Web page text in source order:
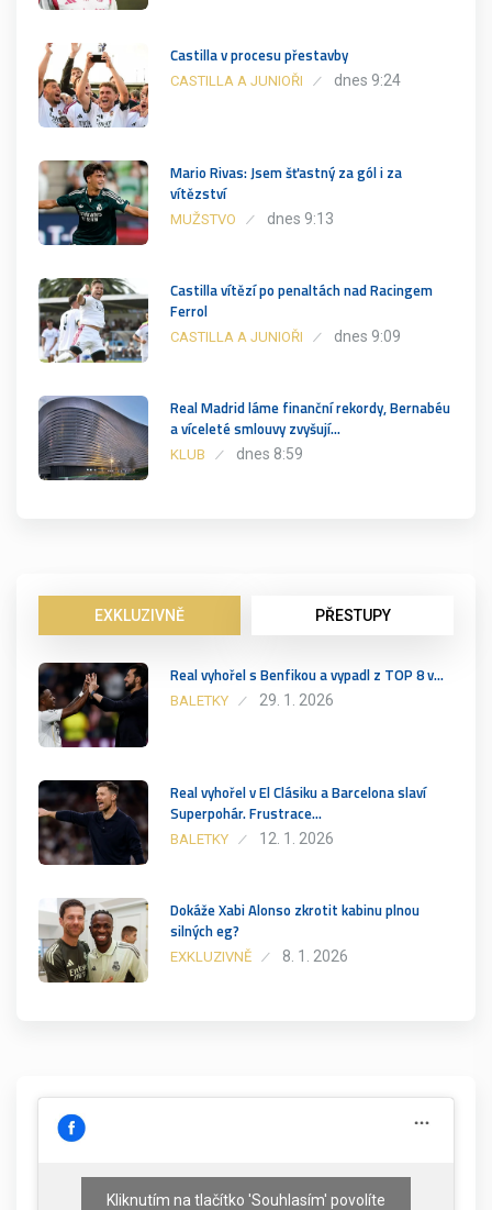
Castilla v procesu přestavby
CASTILLA A JUNIOŘI dnes 9:24
Mario Rivas: Jsem šťastný za gól i za
vítězství
MUŽSTVO dnes 9:13
Castilla vítězí po penaltách nad Racingem
Ferrol
CASTILLA A JUNIOŘI dnes 9:09
Real Madrid láme finanční rekordy, Bernabéu
a víceleté smlouvy zvyšují…
KLUB dnes 8:59
EXKLUZIVNĚ PŘESTUPY
Real vyhořel s Benfikou a vypadl z TOP 8 v…
BALETKY 29. 1. 2026
Real vyhořel v El Clásiku a Barcelona slaví
Superpohár. Frustrace…
BALETKY 12. 1. 2026
Dokáže Xabi Alonso zkrotit kabinu plnou
silných eg?
EXKLUZIVNĚ 8. 1. 2026
Kliknutím na tlačítko 'Souhlasím' povolíte